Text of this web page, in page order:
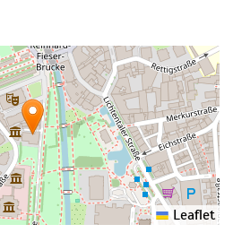
Leaflet